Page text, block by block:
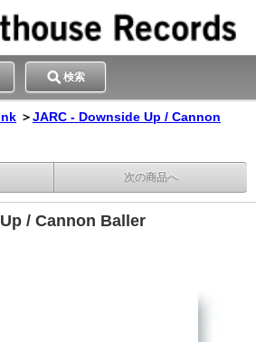
検索
＞JARC - Downside Up / Cannon
次の商品へ
/ Cannon Baller